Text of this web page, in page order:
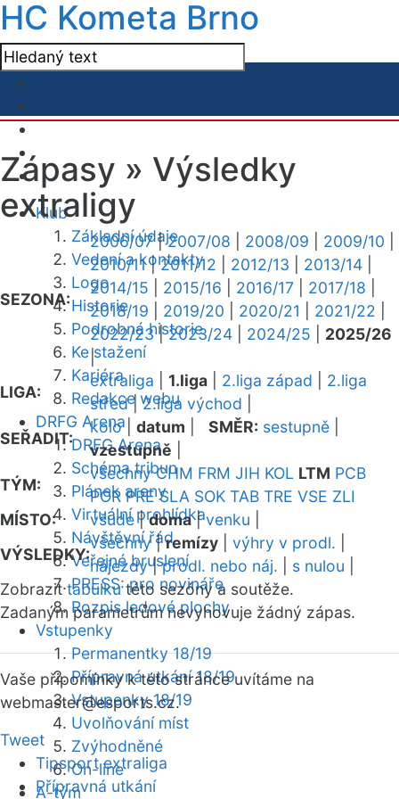
HC Kometa Brno
Klub
Základní údaje
Vedení a kontakty
Logo
Historie
Podrobná historie
Ke stažení
Kariéra
Redakce webu
DRFG Arena
DRFG Arena
Schéma tribun
Plánek areny
Virtuální prohlídka
Návštěvní řád
Veřejné bruslení
PRESS: pro novináře
Rozpis ledové plochy
Vstupenky
Permanentky 18/19
Přípravná utkání 18/19
Vstupenky 18/19
Uvolňování míst
Zvýhodněné
On-line
A-tým
Zápasy » Výsledky
extraligy
SEZONA:
2006/07|2007/08 2008/09 2009/10
2010/11|2011/12 2012/13 2013/14
2014/15
2015/16 2016/17 2017/18
2018/19
2019/20 2020/21 2021/22
2022/23|2023/24 2024/25
2025/26
|
LIGA:
extraliga 1.liga 2.liga západ
2.liga
střed|2.liga východ
SEŘADIT:
kolo| datum SMĚR: sestupně
vzestupně
TÝM:
všechny CHM FRM JIH KOL LTM PCB
POR PRE SLA SOK TAB TRE VSE ZLI
MÍSTO:
všude|doma|venku
VÝSLEDKY:
všechny|remízy výhry v prodl.
nájezdy|prodl. nebo náj. s nulou
Zobrazittabulkutéto sezóny a soutěže.
Zadaným parametrům nevyhovuje žádný zápas.
Vaše připomínky k této stránce uvítáme na
webmaster@esports.cz.
Tweet
Tipsport extraliga
Přípravná utkání